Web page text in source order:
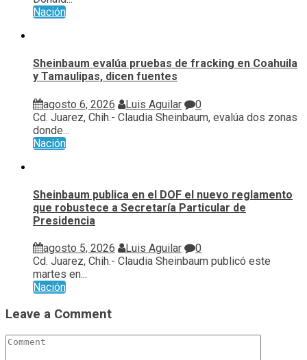
Nación
Sheinbaum evalúa pruebas de fracking en Coahuila
y Tamaulipas, dicen fuentes
agosto 6, 2026 Luis Aguilar
0
Cd. Juarez, Chih.- Claudia Sheinbaum, evalúa ⁠dos zonas
donde...
Nación
Sheinbaum publica en el DOF el nuevo reglamento
que robustece a Secretaría Particular de
Presidencia
agosto 5, 2026 Luis Aguilar
0
Cd. Juarez, Chih.- Claudia Sheinbaum publicó este
martes en...
Nación
Leave a Comment